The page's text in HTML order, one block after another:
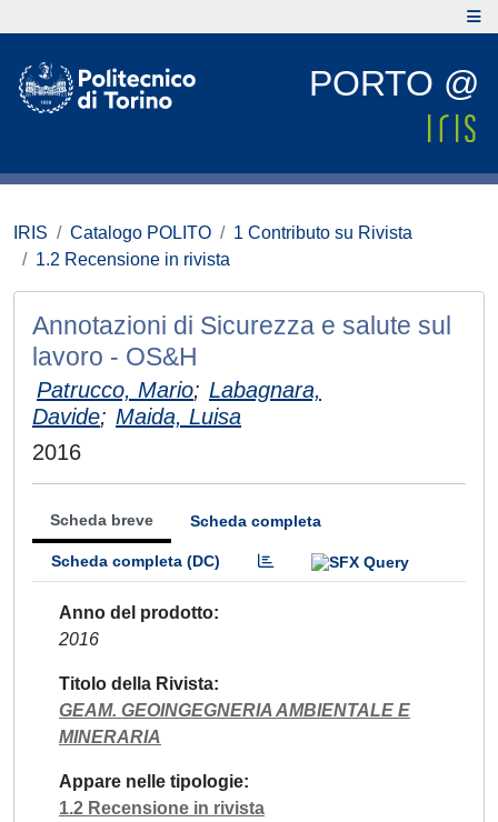
PORTO @
IRIS Catalogo POLITO
1 Contributo su Rivista
1.2 Recensione in rivista
Annotazioni di Sicurezza e salute sul
lavoro - OS&H
Patrucco, Mario; Labagnara,
Davide; Maida, Luisa
2016
Scheda breve Scheda completa
Scheda completa (DC)
Anno del prodotto
2016
Titolo della Rivista
GEAM. GEOINGEGNERIA AMBIENTALE E
MINERARIA
Appare nelle tipologie
1.2 Recensione in rivista